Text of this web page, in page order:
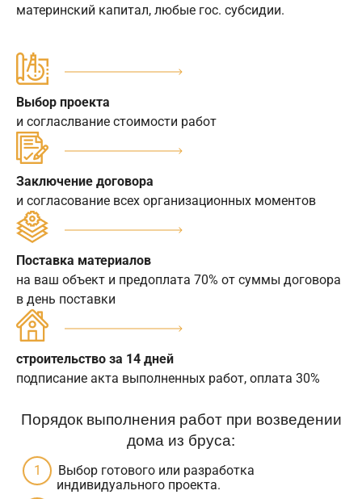
материнский капитал, любые гос. субсидии.
Выбор проекта
и согласлвание стоимости работ
Заключение договора
и согласование всех организационных моментов
Поставка материалов
на ваш объект и предоплата 70% от суммы договора
в день поставки
строительство за 14 дней
подписание акта выполненных работ, оплата 30%
Порядок выполнения работ при возведении
дома из бруса:
Выбор готового или разработка
индивидуального проекта.